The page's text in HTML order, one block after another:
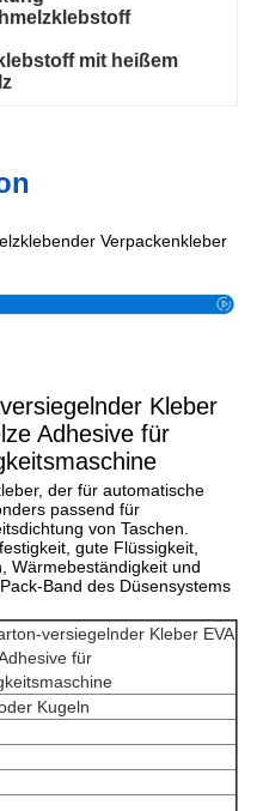
mit heißem
Verpackenkleber
Kleber
Adhesive für
der für automatische
passend für
von Taschen.
gute Flüssigkeit,
Wärmebeständigkeit und
Band des Düsensystems
versiegelnder Kleber EVA
für
Kugeln